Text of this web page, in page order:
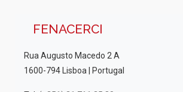
FENACERCI
Rua Augusto Macedo 2 A
1600-794 Lisboa | Portugal